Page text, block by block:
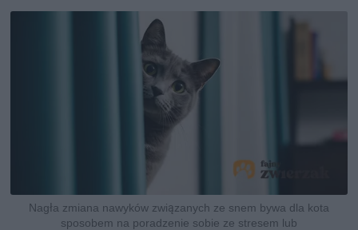
Nagła zmiana nawyków związanych ze snem bywa dla kota
sposobem na poradzenie sobie ze stresem lub